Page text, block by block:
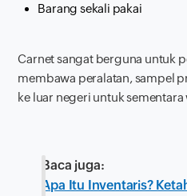
Barang sekali pakai
Carnet sangat berguna untuk
membawa peralatan, sampel
ke luar negeri untuk sementara
Baca juga:
Apa Itu Inventaris?